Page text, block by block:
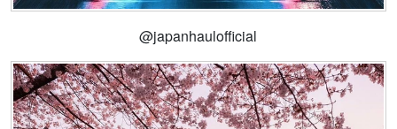
@japanhaulofficial